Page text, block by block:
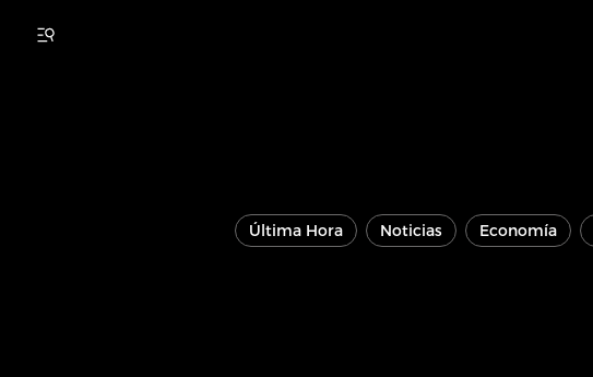
Última Hora Noticias Economía